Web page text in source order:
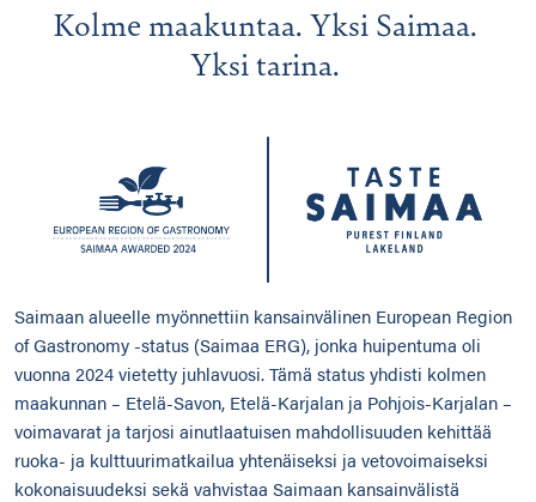
Kolme maakuntaa. Yksi Saimaa.
Yksi tarina.
Saimaan alueelle myönnettiin kansainvälinen European Region
of Gastronomy -status (Saimaa ERG), jonka huipentuma oli
vuonna 2024 vietetty juhlavuosi. Tämä status yhdisti kolmen
maakunnan – Etelä-Savon, Etelä-Karjalan ja Pohjois-Karjalan –
voimavarat ja tarjosi ainutlaatuisen mahdollisuuden kehittää
ruoka- ja kulttuurimatkailua yhtenäiseksi ja vetovoimaiseksi
kokonaisuudeksi sekä vahvistaa Saimaan kansainvälistä